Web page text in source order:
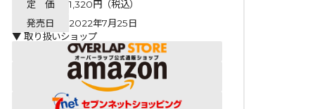
定 価
1,320円（税込）
発売日
2022年7月25日
▼ 取り扱いショップ